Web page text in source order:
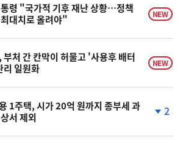
령 "국가적 기후 재난 상황…정책
대치로 올려야"
NEW
부처 간 칸막이 허물고 '사용후 배터
리 일원화
NEW
1주택, 시가 20억 원까지 종부세 과
서 제외
계
2